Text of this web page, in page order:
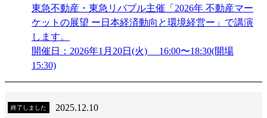
東急不動産・東急リバブル主催「2026年 不動産マー
ケットの展望 ー日本経済動向と環境経営ー」で講演
します。
開催日：2026年1月20日(火) 16:00〜18:30(開場
15:30)
終了しました
2025.12.10